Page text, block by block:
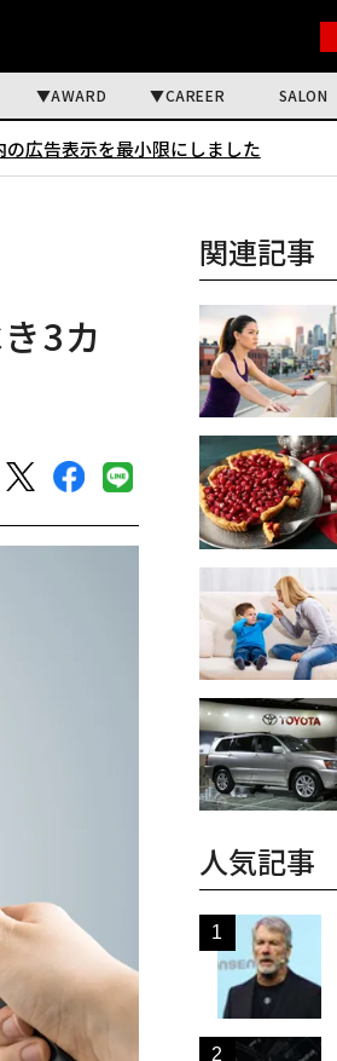
AWARD CAREER SALON
の広告表示を最小限にしました
3カ
関連記事
人気記事